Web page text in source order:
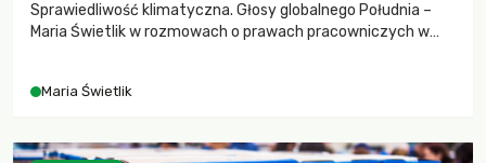
Sprawiedliwość klimatyczna. Głosy globalnego Południa –
Maria Świetlik w rozmowach o prawach pracowniczych w
Maria Świetlik